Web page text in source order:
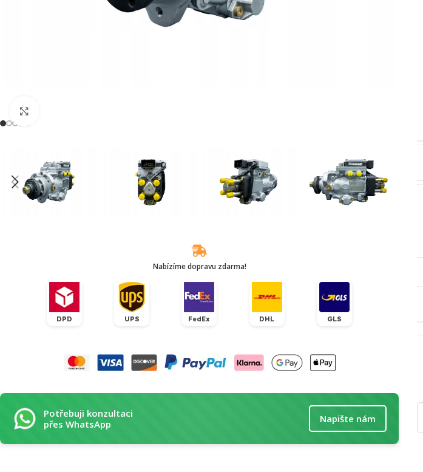
Nabízíme dopravu zdarma!
DPD UPS FedEx DHL GLS
Potřebuji konzultaci
přes WhatsApp
Napište nám